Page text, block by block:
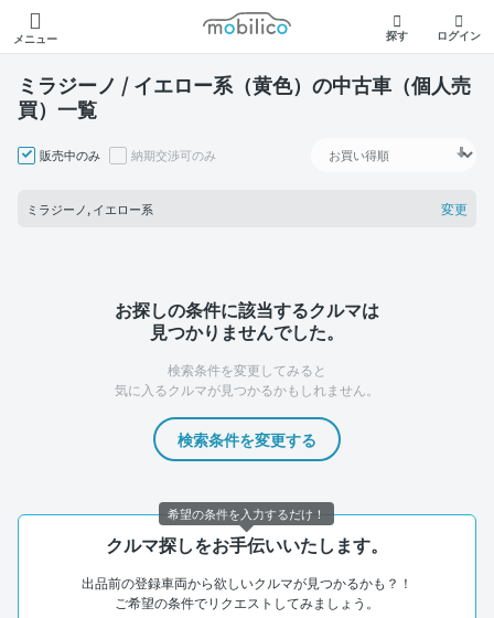
メニュー
モビリコ
探す ログイン
ミラジーノ / イエロー系（黄色）の中古車（個人売
買）一覧
販売中のみ 納期交渉可のみ
ミラジーノ, イエロー系 変更
お探しの条件に該当するクルマは
見つかりませんでした。
検索条件を変更してみると
気に入るクルマが見つかるかもしれません。
検索条件を変更する
クルマ探しをお手伝いいたします。
出品前の登録車両から欲しいクルマが見つかるかも？！
ご希望の条件でリクエストしてみましょう。
希望の条件を入力するだけ！